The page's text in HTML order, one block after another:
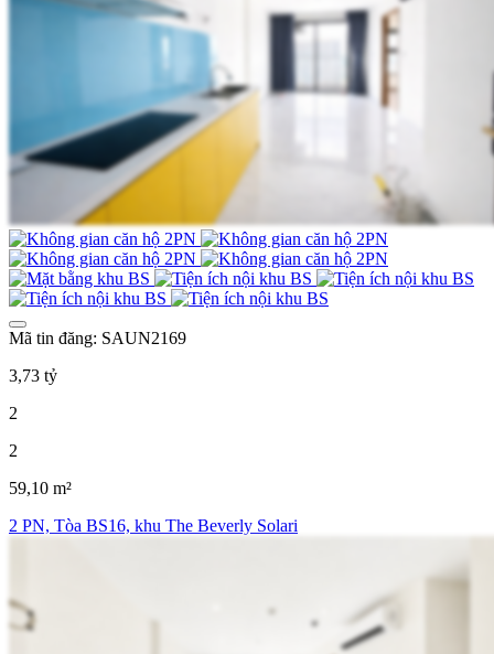
Mã tin đăng: SAUN2169
3,73 tỷ
2
2
59,10 m²
2 PN, Tòa BS16, khu The Beverly Solari